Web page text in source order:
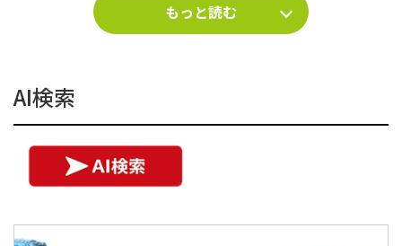
もっと読む
AI検索